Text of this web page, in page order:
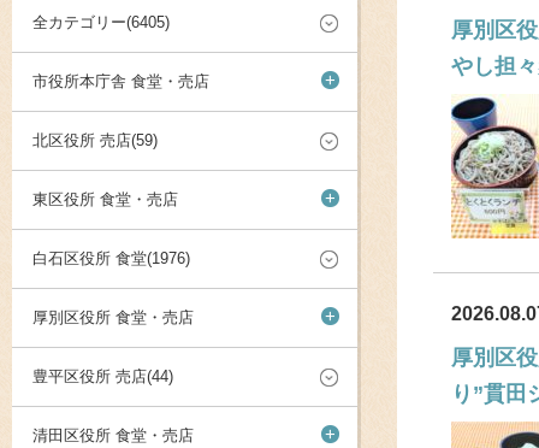
全カテゴリー(6405)
市役所本庁舎 食堂・売店 +
北区役所 売店(59)
東区役所 食堂・売店 +
白石区役所 食堂(1976)
厚別区役所 食堂・売店 +
豊平区役所 売店(44)
清田区役所 食堂・売店 +
厚別区
やし担
厚別区
り”貫